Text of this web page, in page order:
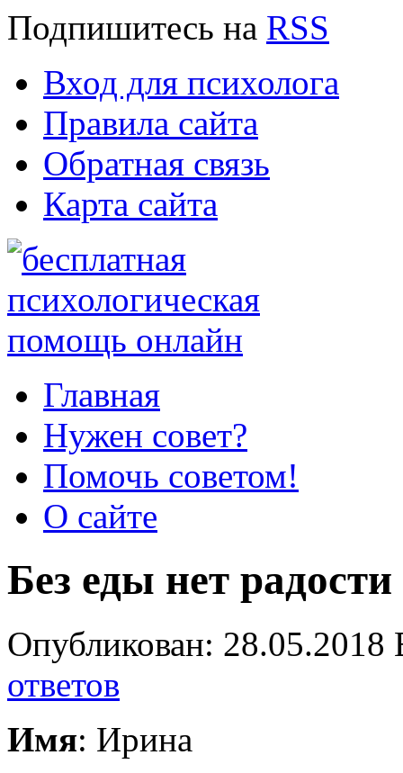
Подпишитесь на RSS
Вход для психолога
Правила сайта
Обратная связь
Карта сайта
Главная
Нужен совет?
Помочь советом!
О сайте
Без еды нет радости
Опубликован:
ответов
Имя: Ирина